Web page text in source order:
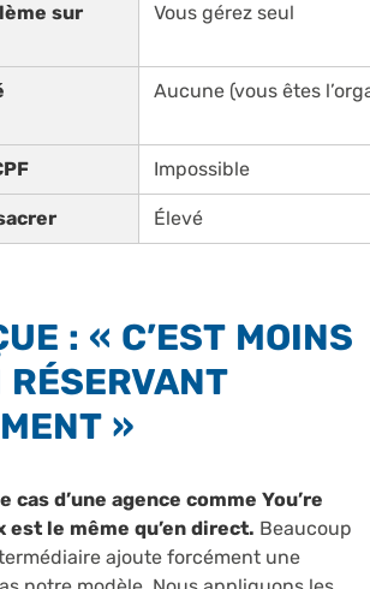
sur
Vous gérez seul
Aucune (vous êtes
Impossible
Élevé
: « C’EST MOINS
RÉSERVANT
»
cas d’une agence comme You’re
est le même qu’en direct. Beaucoup
ajoute forcément une